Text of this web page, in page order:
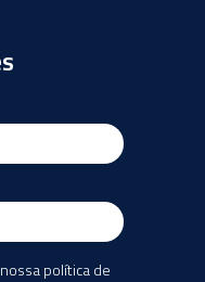
política de